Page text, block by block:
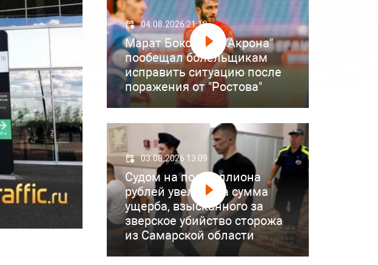
04.08.2026 21:18
Марат Бокоев из "Акрона"
пообещал болельщикам
исправить ситуацию после
поражения от "Ростова"
03.08.2026 13:09
Судом на полмиллиона
рублей увеличена сумма
ущерба, взысканного за
зверское убийство сторожа
из Самарской области